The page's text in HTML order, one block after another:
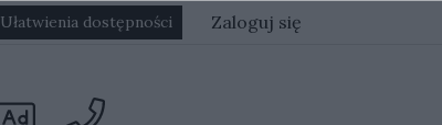
Ułatwienia dostępności Zaloguj się